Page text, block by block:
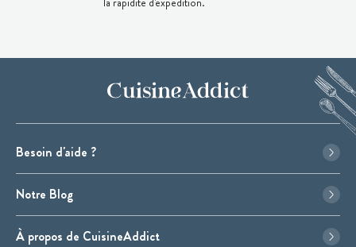
Besoin d'aide ?
Notre Blog
À propos de CuisineAddict